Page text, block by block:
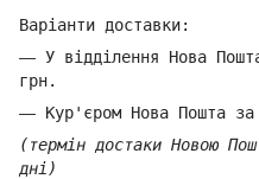
Варіанти доставки:
— У відділення Нова
грн.
— Кур'єром Нова Пошта за
(термін достаки Новою
дні)